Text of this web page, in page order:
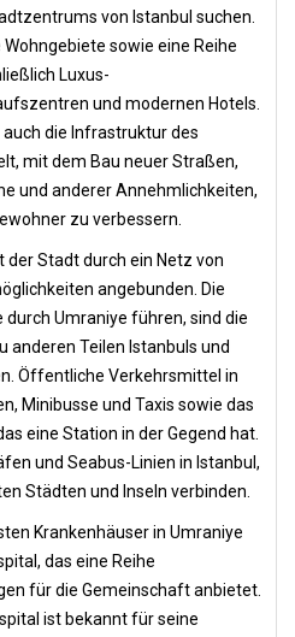
von Istanbul suchen.
sowie eine Reihe
Luxus-
und modernen Hotels.
die Infrastruktur des
mit dem Bau neuer Straßen,
und anderer Annehmlichkeiten,
zu verbessern.
der Stadt durch ein Netz von
angebunden. Die
Umraniye führen, sind die
anderen Teilen Istanbuls und
Öffentliche Verkehrsmittel in
Minibusse und Taxis sowie das
eine Station in der Gegend hat.
und Seabus-Linien in Istanbul,
Städten und Inseln verbinden.
Krankenhäuser in Umraniye
das eine Reihe
für die Gemeinschaft anbietet.
ist bekannt für seine